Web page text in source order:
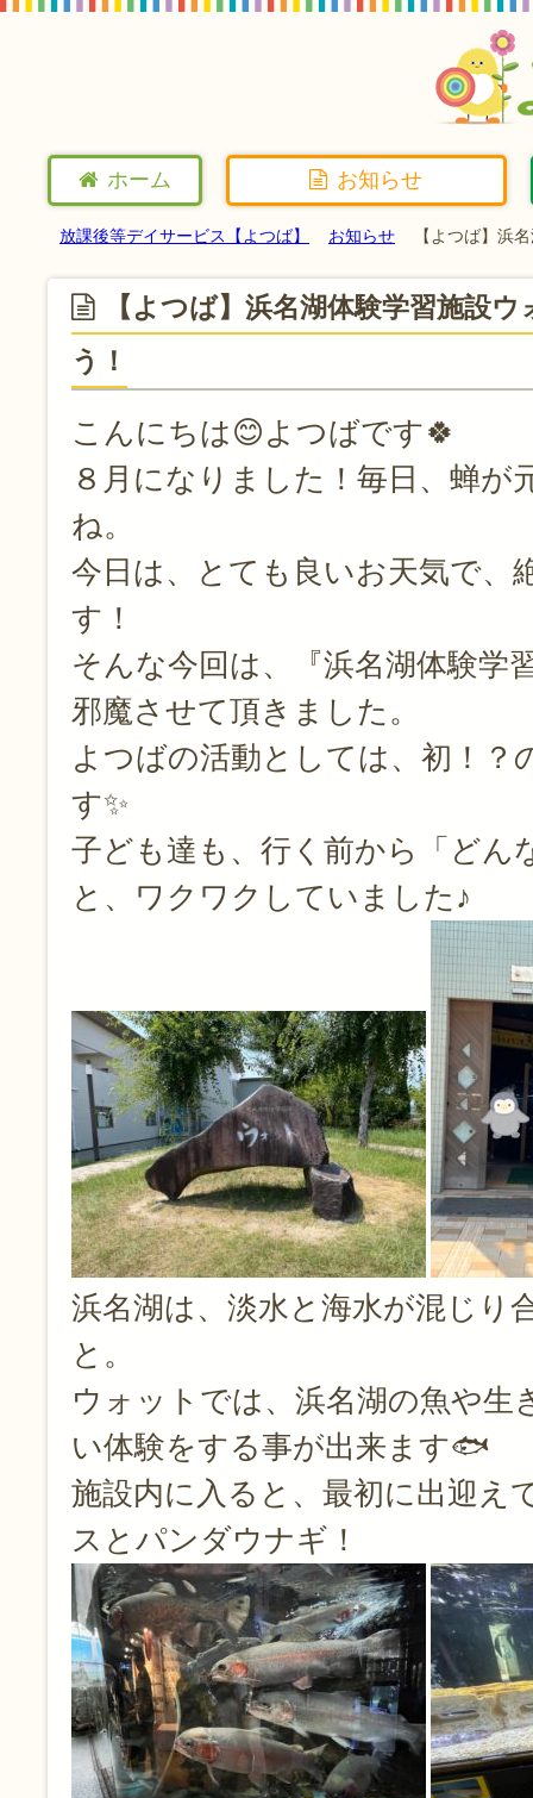
ホーム お知らせ
放課後等デイサービス【よつば】 お知らせ 【よつば】浜
【よつば】浜名湖体験学習施設
う！
こんにちは😊よつばです🍀
８月になりました！毎日、蝉が
ね。
今日は、とても良いお天気で、
す！
そんな今回は、『浜名湖体験学
邪魔させて頂きました。
よつばの活動としては、初！？
す✨
子ども達も、行く前から「どん
と、ワクワクしていました♪
浜名湖は、淡水と海水が混じり
と。
ウォットでは、浜名湖の魚や生
い体験をする事が出来ます🐟
施設内に入ると、最初に出迎え
スとパンダウナギ！